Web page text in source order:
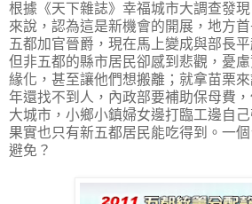
根據《天下雜誌》幸福城市大調查發
來說，認為這是新機會的開展，地方
五都加官晉爵，現在馬上變成與部長
但非五都的縣市居民卻感到悲觀，憂
緣化，甚至讓他們想搬離；就拿苗栗
年還找不到人，內政部要補助保母費
大城市，小鄉小鎮婦女邊打臨工邊自
果實也只有新五都居民能吃得到。一
避免？